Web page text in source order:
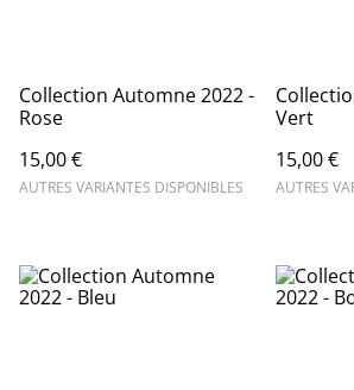
Collection Automne 2022 -
Rose
15,00 €
AUTRES VARIANTES DISPONIBLES
Vert
15,00 €
AUTRES